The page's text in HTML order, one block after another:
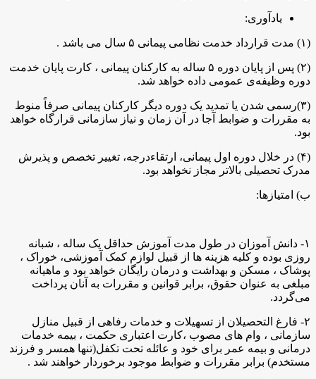
یادآوری:
(۱) مدت قرارداد خدمت نظامی پیمانی ۵ سال می باشد .
(۲) پس از پایان دوره ۵ ساله به کارکنان پیمانی ، کارت پایان خدمت
دوره وظیفه‌ی عمومی داده خواهد شد.
(۳)رسمی شدن یا تمدید یک دوره دیگر کارکنان پیمانی صرفاً منوط
به مقررات و ضوابط آجا در آن زمان و نیاز سازمانی قرارگاه خواهد
بود.
(۴) در خلال دوره اول پیمانی، ارتقاءدرجه، تغییر تخصص و پذیرش
مدرک تحصیلی بالاتر مجاز نخواهد بود.
ب) امتیازها:
۱- دانش آموزان در طول مدت آموزش حداقل یک ساله ، شبانه
روزی بوده و کلیه هزینه ها از قبیل لوازم کمک آموزشی، خوراک ،
پوشاک ، مسکن و بهداشت و درمان رایگان خواهد بود و ماهیانه
مبلغی به عنوان حقوق، برابر قوانین و مقررات به آنان پرداخت
می‌گردد.
۲- فارغ التحصیلان از تسهیلات و خدمات رفاهی از قبیل منازل
سازمانی ، وام های مصوب ،‌کارت اعتباری حکمت ، بیمه خدمات
درمانی و بیمه عمر برای خود و عائله تحت تکفل(تنها همسر و فرزند
مستخدم) برابر مقررات و ضوابط موجود برخوردار خواهند شد .